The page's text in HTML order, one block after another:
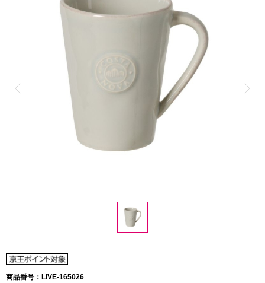
商品番号：LIVE-165026